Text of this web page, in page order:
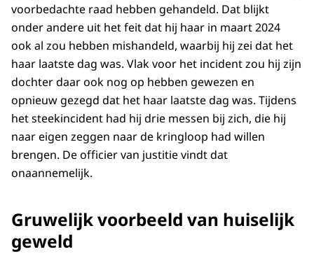
voorbedachte raad hebben gehandeld. Dat blijkt
onder andere uit het feit dat hij haar in maart 2024
ook al zou hebben mishandeld, waarbij hij zei dat het
haar laatste dag was. Vlak voor het incident zou hij zijn
dochter daar ook nog op hebben gewezen en
opnieuw gezegd dat het haar laatste dag was. Tijdens
het steekincident had hij drie messen bij zich, die hij
naar eigen zeggen naar de kringloop had willen
brengen. De officier van justitie vindt dat
onaannemelijk.
Gruwelijk voorbeeld van huiselijk
geweld